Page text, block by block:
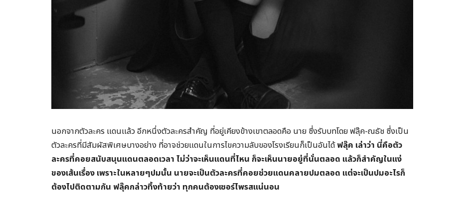
นอกจากตัวละคร แดนแล้ว อีกหนึ่งตัวละครสำคัญ ที่อยู่เคียงข้างเขาตลอดคือ นาย ซึ่งรับบทโดย ฟลุ๊ค-ณธัช ซึ่งเป็น
ตัวละครที่มีสัมผัสพิเศษบางอย่าง ที่อาจช่วยแดนในการไขความลับของโรงเรียนก็เป็นอันได้ฟลุ๊ค เล่าว่า นี่คือตัว
ละครที่คอยสนับสนุนแดนตลอดเวลา ไม่ว่าจะเห็นแดนที่ไหน ก็จะเห็นนายอยู่ที่นั่นตลอด แล้วก็สำคัญในแง่
ของเส้นเรื่อง เพราะในหลายๆปมนั้น นายจะเป็นตัวละครที่คอยช่วยแดนคลายปมตลอด แต่จะเป็นปมอะไรก็
ต้องไปติดตามกัน ฟลุ๊คกล่าวทิ้งท้ายว่า ทุกคนต้องเซอร์ไพรสแน่นอน